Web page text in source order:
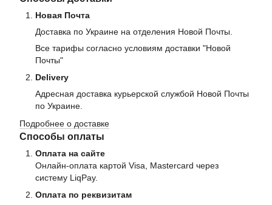
Новая Почта
Доставка по Украине на отделения Новой Почты.
Все тарифы согласно условиям доставки "Новой
Почты"
Delivery
Адресная доставка курьерской службой Новой Почты
по Украине.
Подробнее о доставке
Способы оплаты
Оплата на сайте
Онлайн-оплата картой Visa, Mastercard через
систему LiqPay.
Оплата по реквизитам